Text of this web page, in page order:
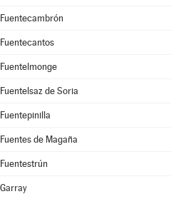
Fuentecambrón
Fuentecantos
Fuentelmonge
Fuentelsaz de Soria
Fuentepinilla
Fuentes de Magaña
Fuentestrún
Garray